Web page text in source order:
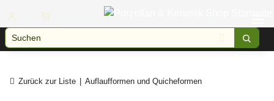
Zurück zur Liste Auflaufformen und Quicheformen